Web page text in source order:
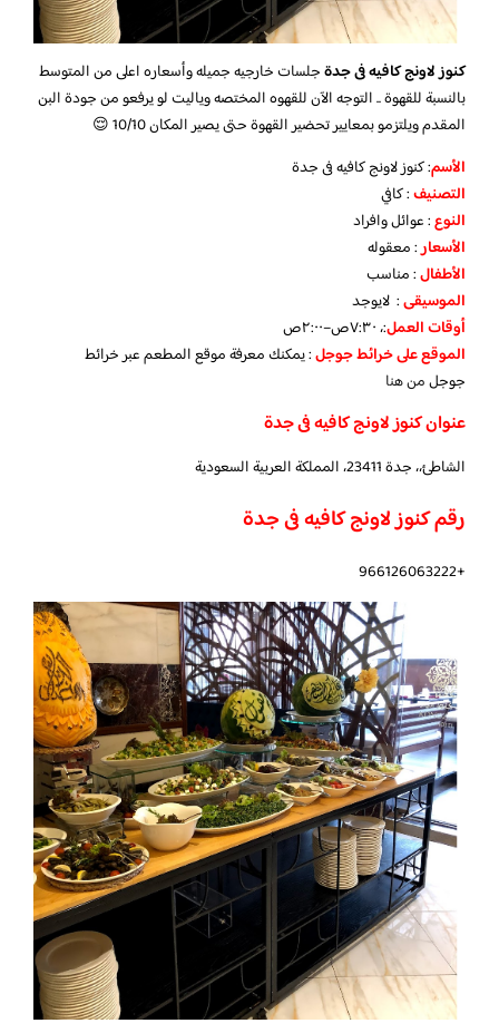
كنوز لاونج كافيه فى جدةجلسات خارجيه جميله وأسعاره اعلى من المتوسط
بالنسبة للقهوة .. التوجه الآن للقهوه المختصه وياليت لو يرفعو من جودة البن
المقدم ويلتزمو بمعايير تحضير القهوة حتى يصير المكان 10/10 😌
الأسم: كنوز لاونج كافيه فى جدة
التصنيف: كافي
النوع: عوائل وافراد
الأسعار: معقوله
الأطفال: مناسب
الموسيقى: لايوجد
أوقات العمل:، ٧:٣٠ص–٢:٠٠ص
الموقع على خرائط جوجل: يمكنك معرفة موقع المطعم عبر خرائط
جوجلمن هنا
عنوان كنوز لاونج كافيه فى جدة
الشاطئ،، جدة 23411، المملكة العربية السعودية
رقم كنوز لاونج كافيه فى جدة
+966126063222